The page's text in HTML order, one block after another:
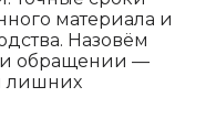
материала и
Назовём
обращении —
лишних